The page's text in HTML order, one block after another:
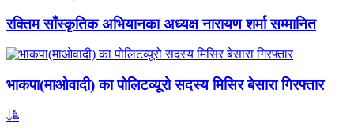
रक्तिम साँस्कृतिक अभियानका अध्यक्ष नारायण शर्मा सम्मानित
भाकपा(माओवादी) का पोलिटव्यूरो सदस्य मिसिर बेसारा गिरफ्तार